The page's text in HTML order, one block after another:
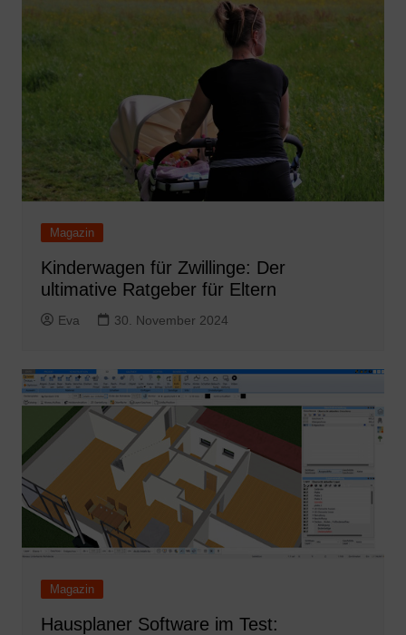
Magazin
Kinderwagen für Zwillinge: Der
ultimative Ratgeber für Eltern
Eva 30. November 2024
Magazin
Hausplaner Software im Test: